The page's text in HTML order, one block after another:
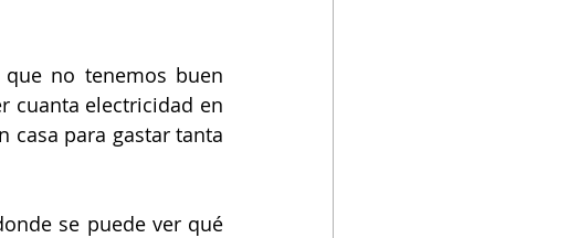
no tenemos buen
cuanta electricidad en
casa para gastar tanta
se puede ver qué